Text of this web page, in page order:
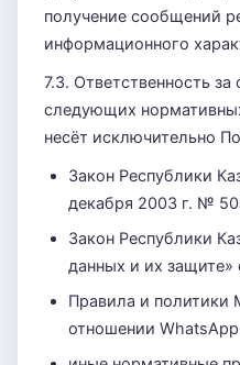
получение сообщений
информационного
7.3. Ответственность
следующих
несёт исключительно
Закон Республики
декабря 2003 г. №
Закон Республики
данных и их
Правила и политики
отношении WhatsApp